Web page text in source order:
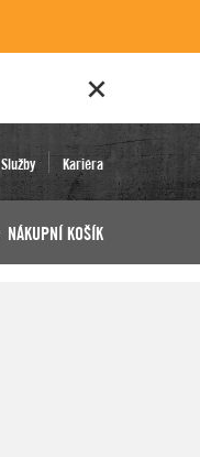
Služby Kariéra
NÁKUPNÍ KOŠÍK